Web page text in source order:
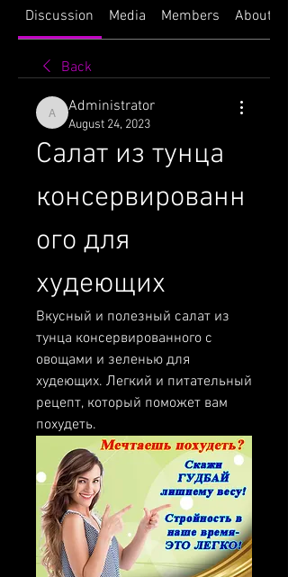
Discussion Media Members About
Back
Administrator
Administrator
August 24, 2023
Салат из тунца
консервированн
ого для
худеющих
Вкусный и полезный салат из
тунца консервированного с
овощами и зеленью для
худеющих. Легкий и питательный
рецепт, который поможет вам
похудеть.